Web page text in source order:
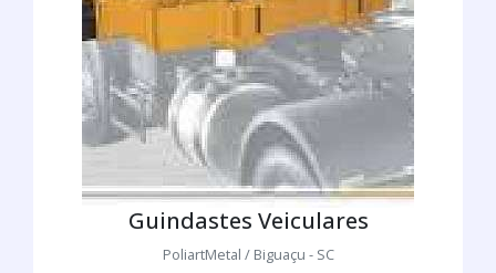
Guindastes Veiculares
PoliartMetal / Biguaçu - SC